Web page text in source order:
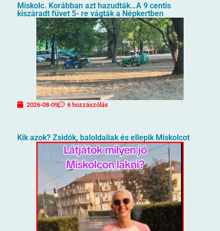
Miskolc. Korábban azt hazudták…A 9 centis
kiszáradt füvet 5- re vágták a Népkertben
2026-08-09 6 hozzászólás
Kik azok? Zsidók, baloldaliak és ellepik Miskolcot